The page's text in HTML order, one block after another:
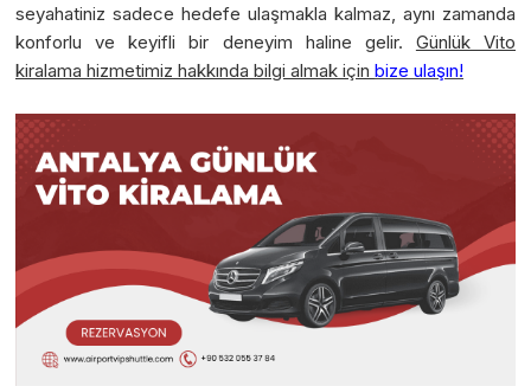
seyahatiniz sadece hedefe ulaşmakla kalmaz, aynı zamanda
konforlu ve keyifli bir deneyim haline gelir. Günlük Vito
kiralama hizmetimiz hakkında bilgi almak için bize ulaşın!